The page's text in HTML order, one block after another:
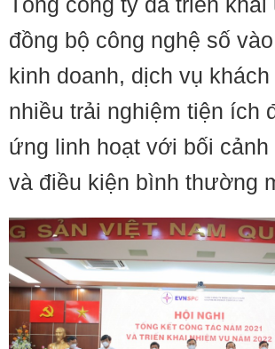
đồng bộ công nghệ số
kinh doanh, dịch vụ
nhiều trải nghiệm tiện ích
ứng linh hoạt với bối cảnh
và điều kiện bình thường